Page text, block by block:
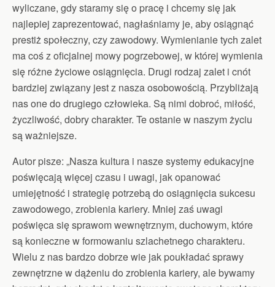
wyliczane, gdy staramy się o pracę i chcemy się jak
najlepiej zaprezentować, nagłaśniamy je, aby osiągnąć
prestiż społeczny, czy zawodowy. Wymienianie tych zalet
ma coś z oficjalnej mowy pogrzebowej, w której wymienia
się różne życiowe osiągnięcia. Drugi rodzaj zalet i cnót
bardziej związany jest z nasza osobowością. Przybliżają
nas one do drugiego człowieka. Są nimi dobroć, miłość,
życzliwość, dobry charakter. Te ostanie w naszym życiu
są ważniejsze.
Autor pisze: „Nasza kultura i nasze systemy edukacyjne
poświęcają więcej czasu i uwagi, jak opanować
umiejętność i strategię potrzebą do osiągnięcia sukcesu
zawodowego, zrobienia kariery. Mniej zaś uwagi
poświęca się sprawom wewnętrznym, duchowym, które
są konieczne w formowaniu szlachetnego charakteru.
Wielu z nas bardzo dobrze wie jak poukładać sprawy
zewnętrzne w dążeniu do zrobienia kariery, ale bywamy